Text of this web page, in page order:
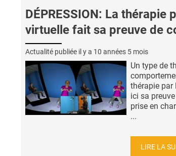
DÉPRESSION: La thérapie
virtuelle fait sa preuve de
Actualité publiée il y a 10 années 5 mois
Un type de
thérapie par
ici sa
prise en
...
LIRE LA